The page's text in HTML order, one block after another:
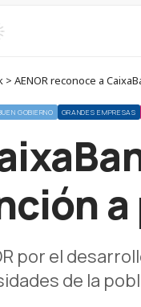
AENOR reconoce a
GOBIERNO GRANDES EMPRESAS
por el
de la